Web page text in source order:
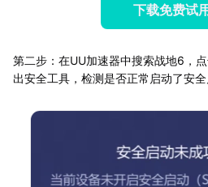
下载免费试
第二步：在UU加速器中搜索战地6，
出安全工具，检测是否正常启动了安